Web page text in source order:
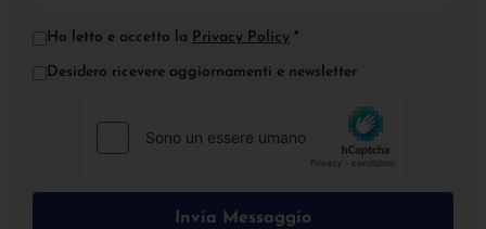
Ho letto e accetto la Privacy Policy *
Desidero ricevere aggiornamenti e newsletter
Invia Messaggio